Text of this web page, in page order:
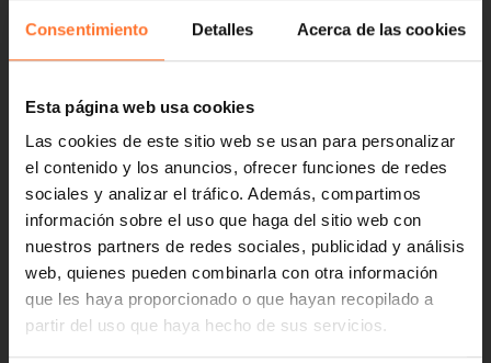
Consentimiento Detalles Acerca de las cookies
Esta página web usa cookies
Las cookies de este sitio web se usan para personalizar
el contenido y los anuncios, ofrecer funciones de redes
sociales y analizar el tráfico. Además, compartimos
información sobre el uso que haga del sitio web con
nuestros partners de redes sociales, publicidad y análisis
web, quienes pueden combinarla con otra información
que les haya proporcionado o que hayan recopilado a
partir del uso que haya hecho de sus servicios.